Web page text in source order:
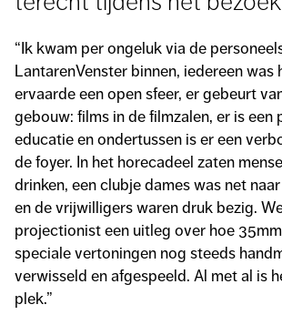
“Ik kwam per ongeluk via de
LantarenVenster binnen, iedereen was
ervaarde een open sfeer, er gebeurt
gebouw: films in de filmzalen, er is een
educatie en ondertussen is er een
de foyer. In het horecadeel zaten
drinken, een clubje dames was net
en de vrijwilligers waren druk bezig.
projectionist een uitleg over hoe
speciale vertoningen nog steeds
verwisseld en afgespeeld. Al met al is
plek.”